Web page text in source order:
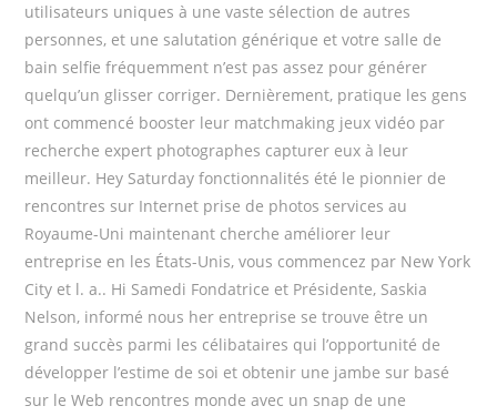
utilisateurs uniques à une vaste sélection de autres
personnes, et une salutation générique et votre salle de
bain selfie fréquemment n’est pas assez pour générer
quelqu’un glisser corriger. Dernièrement, pratique les gens
ont commencé booster leur matchmaking jeux vidéo par
recherche expert photographes capturer eux à leur
meilleur. Hey Saturday fonctionnalités été le pionnier de
rencontres sur Internet prise de photos services au
Royaume-Uni maintenant cherche améliorer leur
entreprise en les États-Unis, vous commencez par New York
City et l. a.. Hi Samedi Fondatrice et Présidente, Saskia
Nelson, informé nous her entreprise se trouve être un
grand succès parmi les célibataires qui l’opportunité de
développer l’estime de soi et obtenir une jambe sur basé
sur le Web rencontres monde avec un snap de une